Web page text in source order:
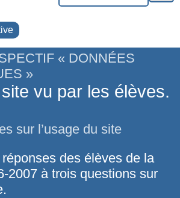
« DONNÉES
»
site vu par les élèves.
sur l’usage du site
des élèves de la
2007 à trois questions sur